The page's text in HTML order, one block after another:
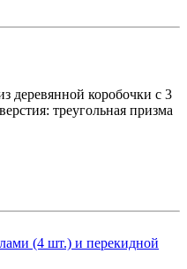
деревянной коробочки с 3
треугольная призма
(4 шт.) и перекидной